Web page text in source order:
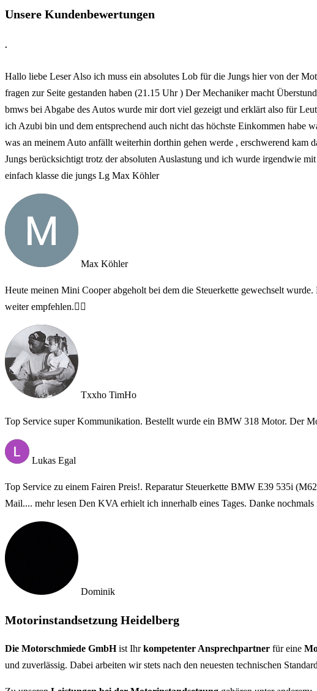
Unsere Kundenbewertungen
.
Hallo liebe Leser Also ich muss ein absolutes Lob für die Jungs hier von der
fragen zur Seite gestanden haben (21.15 Uhr ) Der Mechaniker macht
bmws bei Abgabe des Autos wurde mir dort viel gezeigt und erklärt also für
ich Azubi bin und dem entsprechend auch nicht das höchste Einkommen habe
was an meinem Auto anfällt weiterhin dorthin gehen werde , erschwerend kam
Jungs berücksichtigt trotz der absoluten Auslastung und ich wurde irgendwie
einfach klasse die jungs Lg Max Köhler
Max Köhler
Heute meinen Mini Cooper abgeholt bei dem die Steuerkette gewechselt
weiter empfehlen.👍🏼
Txxho TimHo
Top Service super Kommunikation. Bestellt wurde ein BMW 318 Motor. Der
Lukas Egal
Top Service zu einem Fairen Preis!. Reparatur Steuerkette BMW E39 535i
Mail.... mehr lesen Den KVA erhielt ich innerhalb eines Tages. Danke
Dominik
Motorinstandsetzung Heidelberg
Die Motorschmiede GmbHist Ihrkompetenter Ansprechpartner für eine
und zuverlässig. Dabei arbeiten wir stets nach den neuesten technischen